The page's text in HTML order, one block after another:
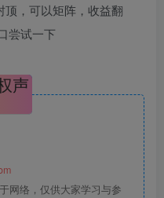
顶，可以矩阵，收益翻
尝试一下
声
网络，仅供大家学习与参